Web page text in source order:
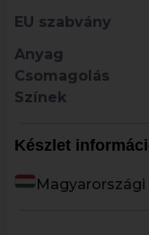
EU szabvány
Anyag
Csomagolás
Színek
Készlet
Magyarországi